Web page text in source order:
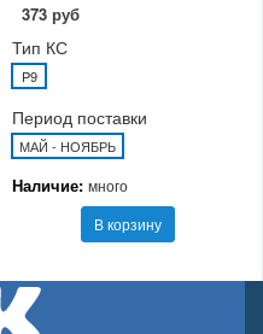
373 руб
Тип КС
P9
Период поставки
МАЙ - НОЯБРЬ
Наличие: много
В корзину